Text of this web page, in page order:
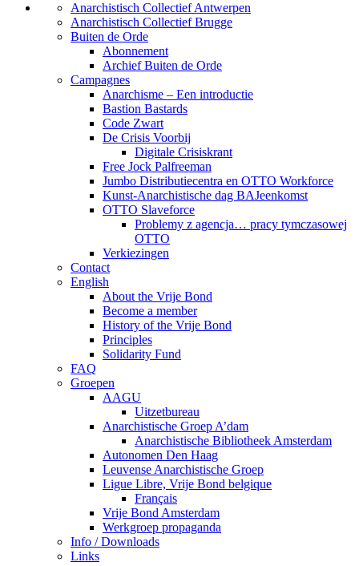
Anarchistisch Collectief Antwerpen
Anarchistisch Collectief Brugge
Buiten de Orde
Abonnement
Archief Buiten de Orde
Campagnes
Anarchisme – Een introductie
Bastion Bastards
Code Zwart
De Crisis Voorbij
Digitale Crisiskrant
Free Jock Palfreeman
Jumbo Distributiecentra en OTTO Workforce
Kunst-Anarchistische dag BAJeenkomst
OTTO Slaveforce
Problemy z agencja… pracy tymczasowej
OTTO
Verkiezingen
Contact
English
About the Vrije Bond
Become a member
History of the Vrije Bond
Principles
Solidarity Fund
FAQ
Groepen
AAGU
Uitzetbureau
Anarchistische Groep A’dam
Anarchistische Bibliotheek Amsterdam
Autonomen Den Haag
Leuvense Anarchistische Groep
Ligue Libre, Vrije Bond belgique
Français
Vrije Bond Amsterdam
Werkgroep propaganda
Info / Downloads
Links